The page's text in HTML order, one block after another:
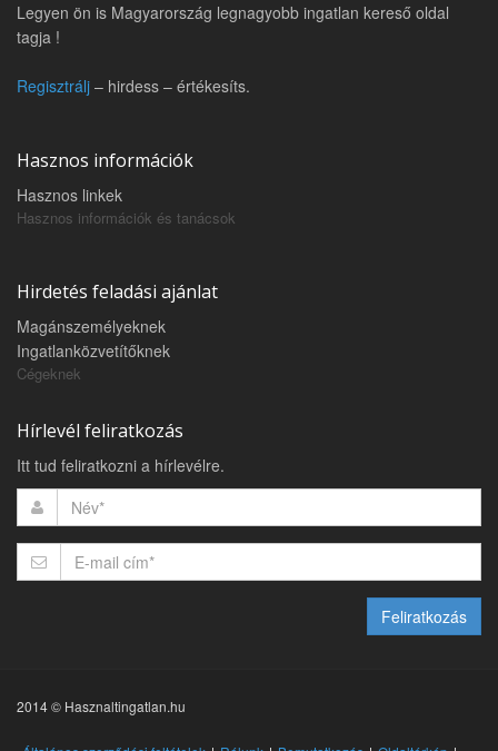
Legyen ön is Magyarország legnagyobb ingatlan kereső oldal
tagja !
Regisztrálj – hirdess – értékesíts.
Hasznos információk
Hasznos linkek
Hasznos információk és tanácsok
Hirdetés feladási ajánlat
Magánszemélyeknek
Ingatlanközvetítőknek
Cégeknek
Hírlevél feliratkozás
Itt tud feliratkozni a hírlevélre.
Feliratkozás
2014 © Hasznaltingatlan.hu